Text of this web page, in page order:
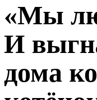
«Мы
И
дома